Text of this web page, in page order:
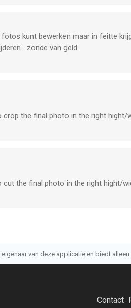
kunt bewerken maar in feitte
van geld
the final photo in the right hight/
the final photo in the right hight/
van deze applicatie en biedt
Contact·